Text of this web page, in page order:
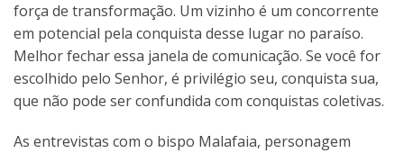
força de transformação. Um vizinho é um concorrente
em potencial pela conquista desse lugar no paraíso.
Melhor fechar essa janela de comunicação. Se você for
escolhido pelo Senhor, é privilégio seu, conquista sua,
que não pode ser confundida com conquistas coletivas.
As entrevistas com o bispo Malafaia, personagem